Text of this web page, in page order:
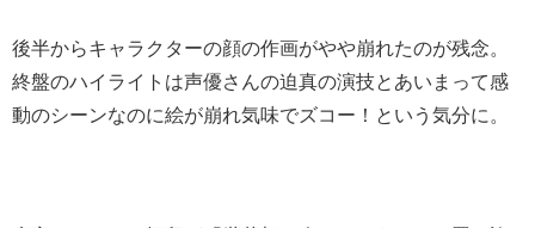
後半からキャラクターの顔の作画がやや崩れたのが残念。
終盤のハイライトは声優さんの迫真の演技とあいまって感
動のシーンなのに絵が崩れ気味でズコー！という気分に。